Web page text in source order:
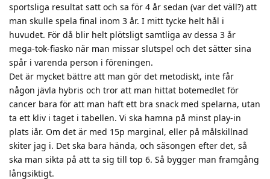
sportsliga resultat satt och sa för 4 år sedan (var det väll?) att
man skulle spela final inom 3 år. I mitt tycke helt hål i
huvudet. För då blir helt plötsligt samtliga av dessa 3 år
mega-tok-fiasko när man missar slutspel och det sätter sina
spår i varenda person i föreningen.
Det är mycket bättre att man gör det metodiskt, inte får
någon jävla hybris och tror att man hittat botemedlet för
cancer bara för att man haft ett bra snack med spelarna, utan
ta ett kliv i taget i tabellen. Vi ska hamna på minst play-in
plats iår. Om det är med 15p marginal, eller på målskillnad
skiter jag i. Det ska bara hända, och säsongen efter det, så
ska man sikta på att ta sig till top 6. Så bygger man framgång
långsiktigt.